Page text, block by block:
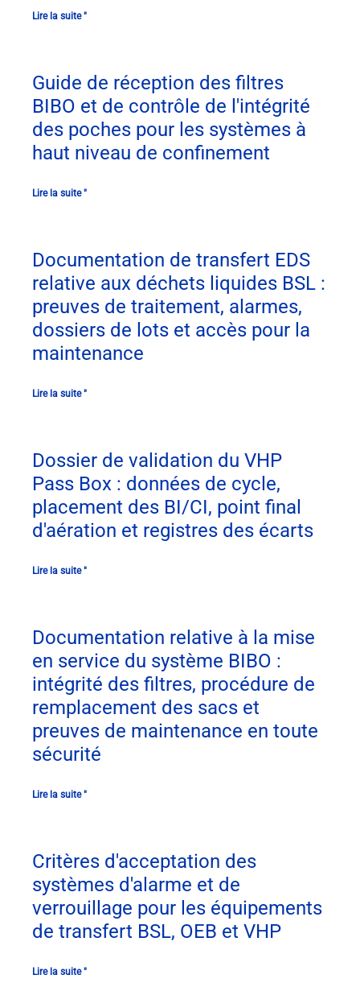
Lire la suite "
Guide de réception des filtres
BIBO et de contrôle de l'intégrité
des poches pour les systèmes à
haut niveau de confinement
Lire la suite "
Documentation de transfert EDS
relative aux déchets liquides BSL :
preuves de traitement, alarmes,
dossiers de lots et accès pour la
maintenance
Lire la suite "
Dossier de validation du VHP
Pass Box : données de cycle,
placement des BI/CI, point final
d'aération et registres des écarts
Lire la suite "
Documentation relative à la mise
en service du système BIBO :
intégrité des filtres, procédure de
remplacement des sacs et
preuves de maintenance en toute
sécurité
Lire la suite "
Critères d'acceptation des
systèmes d'alarme et de
verrouillage pour les équipements
de transfert BSL, OEB et VHP
Lire la suite "